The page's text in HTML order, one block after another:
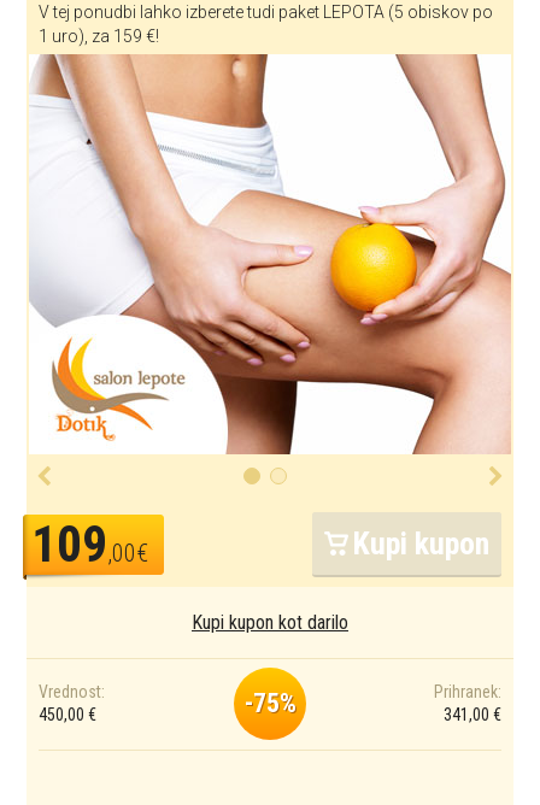
V tej ponudbi lahko izberete tudi paket LEPOTA (5 obiskov po
1 uro), za 159 €!
109,00€ Kupi kupon
Kupi kupon kot darilo
Vrednost:
450,00 €
-75%
Prihranek:
341,00 €